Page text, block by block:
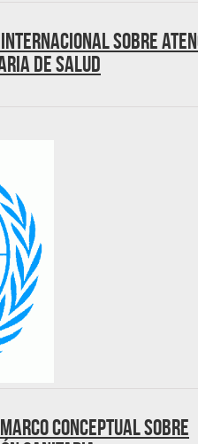
sobre
de Salud
marco conceptual sobre